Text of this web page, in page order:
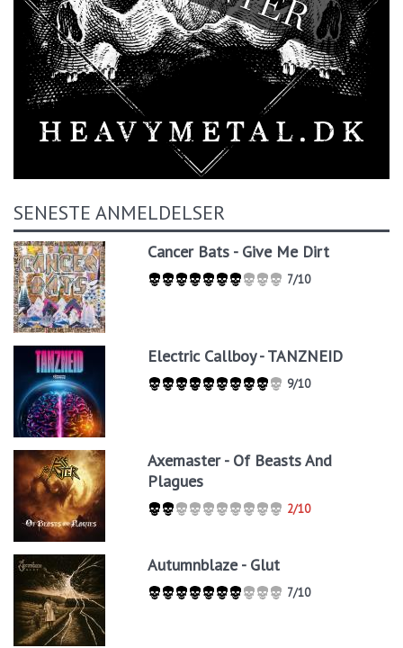
SENESTE ANMELDELSER
Cancer Bats - Give Me Dirt
7/10
Electric Callboy - TANZNEID
9/10
Axemaster - Of Beasts And
Plagues
2/10
Autumnblaze - Glut
7/10